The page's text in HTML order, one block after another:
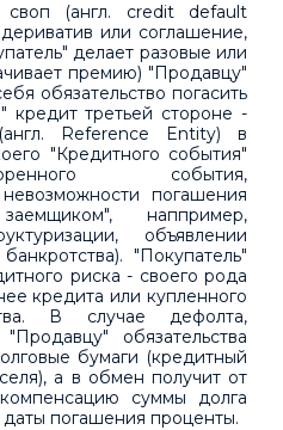
(англ. credit default
или соглашение,
делает разовые или
премию) "Продавцу"
обязательство погасить
кредит третьей стороне -
Reference Entity) в
"Кредитного события"
события,
погашения
наппример,
объявлении
"Покупатель"
риска - своего рода
кредита или купленного
В случае дефолта,
обязательства
бумаги (кредитный
а в обмен получит от
суммы долга
погашения проценты.